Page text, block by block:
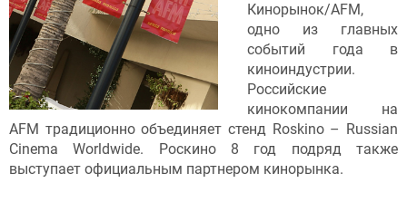
Кинорынок/AFM,
одно из главных
событий года в
киноиндустрии.
Российские
кинокомпании на
AFM традиционно объединяет стенд Roskino – Russian
Cinema Worldwide. Роскино 8 год подряд также
выступает официальным партнером кинорынка.